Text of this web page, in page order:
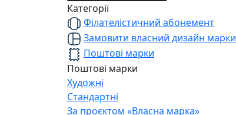
Категорії
Філателістичний абонемент
Замовити власний дизайн марки
Поштові марки
Поштові марки
Художні
Стандартні
За проєктом «Власна марка»